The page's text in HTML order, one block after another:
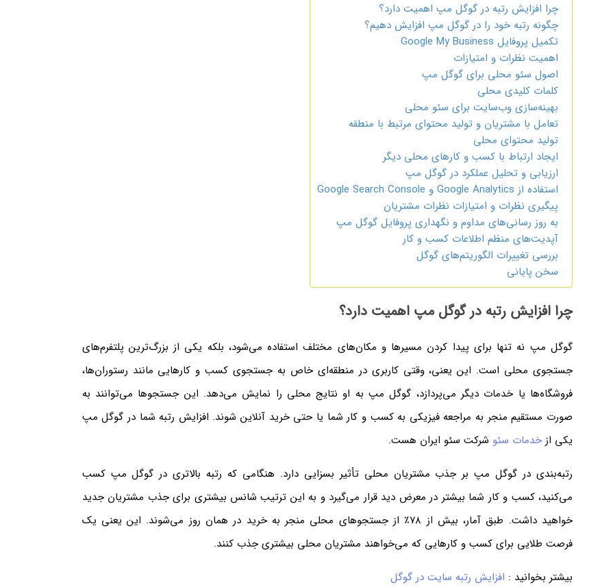
چرا افزایش رتبه در گوگل مپ اهمیت دارد؟
چگونه رتبه خود را در گوگل مپ افزایش دهیم؟
تکمیل پروفایل Google My Business
اهمیت نظرات و امتیازات
اصول سئو محلی برای گوگل مپ
کلمات کلیدی محلی
بهینه‌سازی وب‌سایت برای سئو محلی
تعامل با مشتریان و تولید محتوای مرتبط با منطقه
تولید محتوای محلی
ایجاد ارتباط با کسب و کارهای محلی دیگر
ارزیابی و تحلیل عملکرد در گوگل مپ
استفاده از Google Analytics و Google Search Console
پیگیری نظرات و امتیازات نظرات مشتریان
به روز رسانی‌های مداوم و نگهداری پروفایل گوگل مپ
آپدیت‌های منظم اطلاعات کسب و کار
بررسی تغییرات الگوریتم‌های گوگل
سخن پایانی
چرا افزایش رتبه در گوگل مپ اهمیت دارد؟
گوگل مپ نه تنها برای پیدا کردن مسیرها و مکان‌های مختلف استفاده می‌شود، بلکه یکی از بزرگ‌ترین پلتفرم‌های
جستجوی محلی است. این یعنی، وقتی کاربری در منطقه‌ای خاص به جستجوی کسب و کارهایی مانند رستوران‌ها،
فروشگاه‌ها یا خدمات دیگر می‌پردازد، گوگل مپ به او نتایج محلی را نمایش می‌دهد. این جستجوها می‌توانند به
صورت مستقیم منجر به مراجعه فیزیکی به کسب و کار شما یا حتی خرید آنلاین شوند. افزایش رتبه شما در گوگل مپ
یکی از خدمات سئو شرکت سئو ایران هست.
رتبه‌بندی در گوگل مپ بر جذب مشتریان محلی تأثیر بسزایی دارد. هنگامی که رتبه بالاتری در گوگل مپ کسب
می‌کنید، کسب و کار شما بیشتر در معرض دید قرار می‌گیرد و به این ترتیب شانس بیشتری برای جذب مشتریان جدید
خواهید داشت. طبق آمار، بیش از ۷۸٪ از جستجوهای محلی منجر به خرید در همان روز می‌شوند. این یعنی یک
فرصت طلایی برای کسب و کارهایی که می‌خواهند مشتریان محلی بیشتری جذب کنند.
بیشتر بخوانید : افزایش رتبه سایت در گوگل